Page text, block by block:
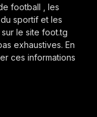
football , les
sportif et les
le site foot.tg
exhaustives. En
ces informations